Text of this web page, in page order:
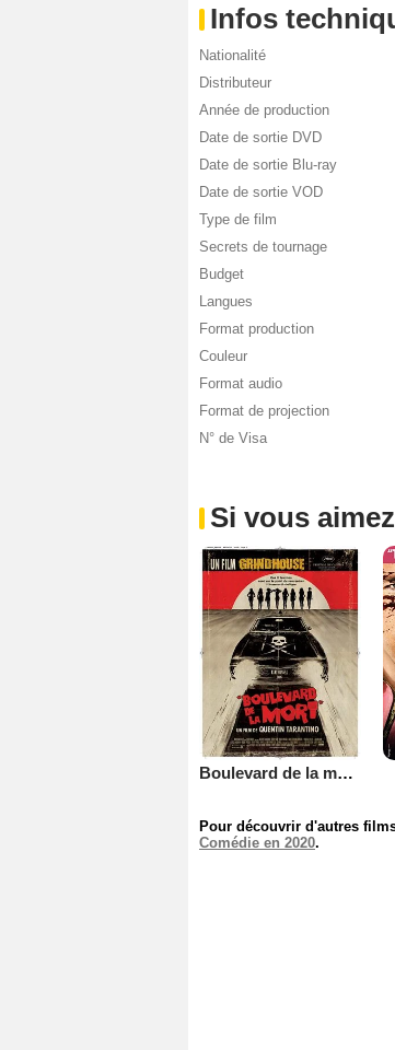
Infos
Nationalité
Distributeur
Année de production
Date de sortie DVD
Date de sortie Blu-ray
Date de sortie VOD
Type de film
Secrets de tournage
Budget
Langues
Format production
Couleur
Format audio
Format de projection
N° de Visa
Si vous
Boulevard de la mort - un film Grindhouse
Pour découvrir d'autres
Comédie en 2020.